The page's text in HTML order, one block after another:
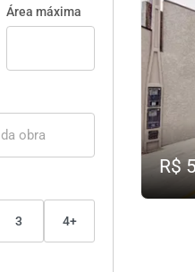
Área máxima
3 4+
R$